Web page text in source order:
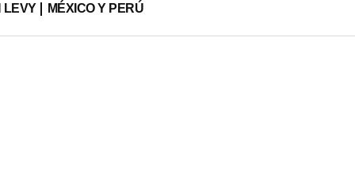
LEVY MÉXICO Y PERÚ